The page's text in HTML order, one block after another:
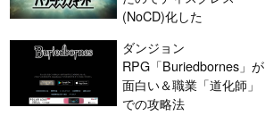
(NoCD)化した
ダンジョン
RPG「Buriedbornes」が
面白い＆職業「道化師」
での攻略法